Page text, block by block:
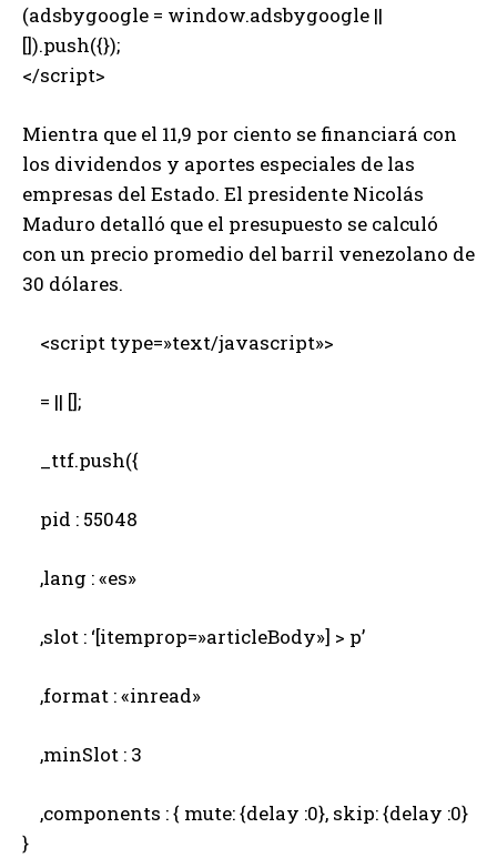
(adsbygoogle = window.adsbygoogle ||
[]).push({});
</script>
Mientra que el 11,9 por ciento se financiará con
los dividendos y aportes especiales de las
empresas del Estado. El presidente Nicolás
Maduro detalló que el presupuesto se calculó
con un precio promedio del barril venezolano de
30 dólares.
<script type=»text/javascript»>
= || [];
_ttf.push({
pid : 55048
,lang : «es»
,slot : ‘[itemprop=»articleBody»] > p’
,format : «inread»
,minSlot : 3
,components : { mute: {delay :0}, skip: {delay :0}
}